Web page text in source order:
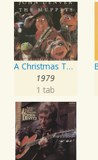
A Christmas Together - John Denver & The Muppets
1979
1 tab